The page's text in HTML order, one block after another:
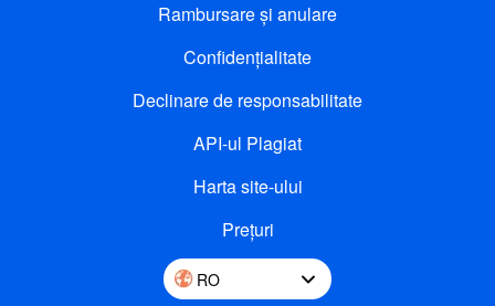
Rambursare și anulare
Confidențialitate
Declinare de responsabilitate
API-ul Plagiat
Harta site-ului
Prețuri
RO